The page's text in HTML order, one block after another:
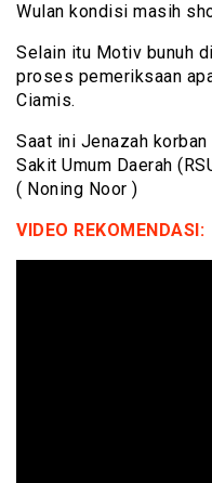
Wulan kondisi masih
Selain itu Motiv bunuh
proses pemeriksaan
Ciamis.
Saat ini Jenazah
Sakit Umum Daerah
( Noning Noor )
VIDEO REKOMENDASI: